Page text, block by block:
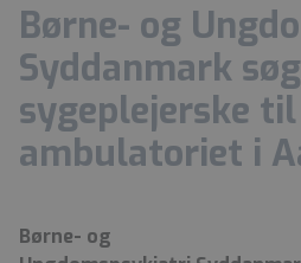
Børne- og
Syddanmark
sygeplejerske til
ambulatoriet i
Børne- og